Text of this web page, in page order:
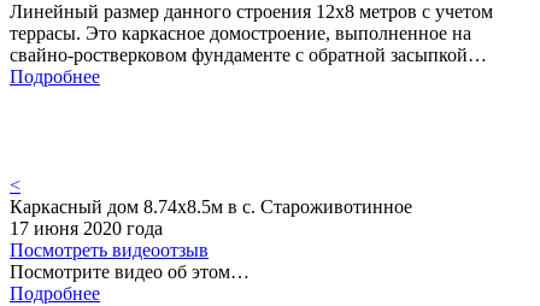
Линейный размер данного строения 12х8 метров с учетом
террасы. Это каркасное домостроение, выполненное на
свайно-ростверковом фундаменте с обратной засыпкой…
Подробнее
<
Каркасный дом 8.74х8.5м в с. Староживотинное
17 июня 2020 года
Посмотреть видеоотзыв
Посмотрите видео об этом…
Подробнее